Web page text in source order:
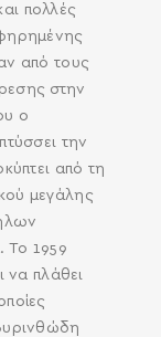
πολλές
από τους
στην
ο
την
από τη
μεγάλης
Το 1959
να πλάθει